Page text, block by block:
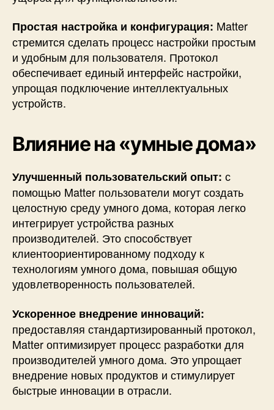
Простая настройка и конфигурация: Matter
стремится сделать процесс настройки простым
и удобным для пользователя. Протокол
обеспечивает единый интерфейс настройки,
упрощая подключение интеллектуальных
устройств.
Влияние на «умные дома»
Улучшенный пользовательский опыт: с
помощью Matter пользователи могут создать
целостную среду умного дома, которая легко
интегрирует устройства разных
производителей. Это способствует
клиентоориентированному подходу к
технологиям умного дома, повышая общую
удовлетворенность пользователей.
Ускоренное внедрение инноваций:
предоставляя стандартизированный протокол,
Matter оптимизирует процесс разработки для
производителей умного дома. Это упрощает
внедрение новых продуктов и стимулирует
быстрые инновации в отрасли.